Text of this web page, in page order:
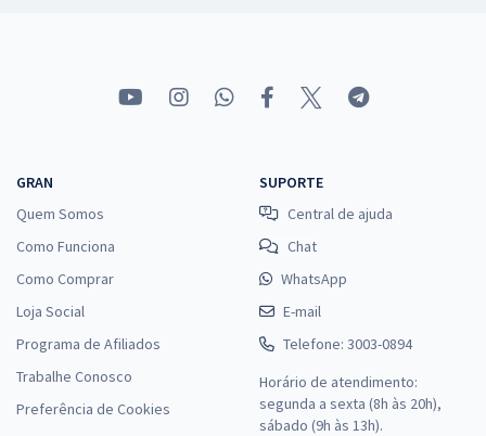
GRAN
Quem Somos
Como Funciona
Como Comprar
Loja Social
Programa de Afiliados
Trabalhe Conosco
Preferência de Cookies
SUPORTE
Central de ajuda
Chat
WhatsApp
E-mail
Telefone: 3003-0894
Horário de atendimento:
segunda a sexta (8h às 20h),
sábado (9h às 13h).